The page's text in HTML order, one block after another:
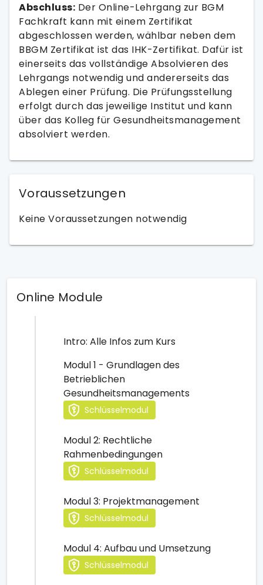
Abschluss: Der Online-Lehrgang zur BGM
Fachkraft kann mit einem Zertifikat
abgeschlossen werden, wählbar neben dem
BBGM Zertifikat ist das IHK-Zertifikat. Dafür ist
einerseits das vollständige Absolvieren des
Lehrgangs notwendig und andererseits das
Ablegen einer Prüfung. Die Prüfungsstellung
erfolgt durch das jeweilige Institut und kann
über das Kolleg für Gesundheitsmanagement
absolviert werden.
Voraussetzungen
Keine Voraussetzungen notwendig
Online Module
Intro: Alle Infos zum Kurs
Modul 1 - Grundlagen des
Betrieblichen
Gesundheitsmanagements
Schlüsselmodul
Modul 2: Rechtliche
Rahmenbedingungen
Schlüsselmodul
Modul 3: Projektmanagement
Schlüsselmodul
Modul 4: Aufbau und Umsetzung
Schlüsselmodul